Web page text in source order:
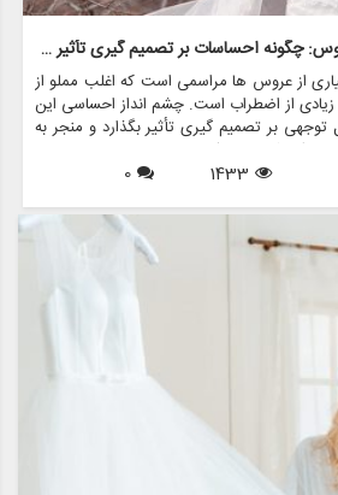
روانشناسی خرید لباس عروس: چگونه احساسات بر تصمیم گیری تأثیر می گذارد
از عروس ها مراسمی است که اغلب مملو از
زیادی از اضطراب است. چشم انداز احساسی این
توجهی بر تصمیم گیری تأثیر بگذارد و منجر به
سبک شخصی بلکه عوامل روانی عمیق تری را
روانشناسی خرید لباس عروس، چگونگی
را بررسی خواهیم کرد.
1433
0